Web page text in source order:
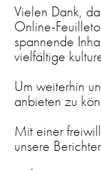
Vielen Dank,
Online-
spannende
vielfältige
Um weiterhin
anbieten zu
Mit einer
unsere